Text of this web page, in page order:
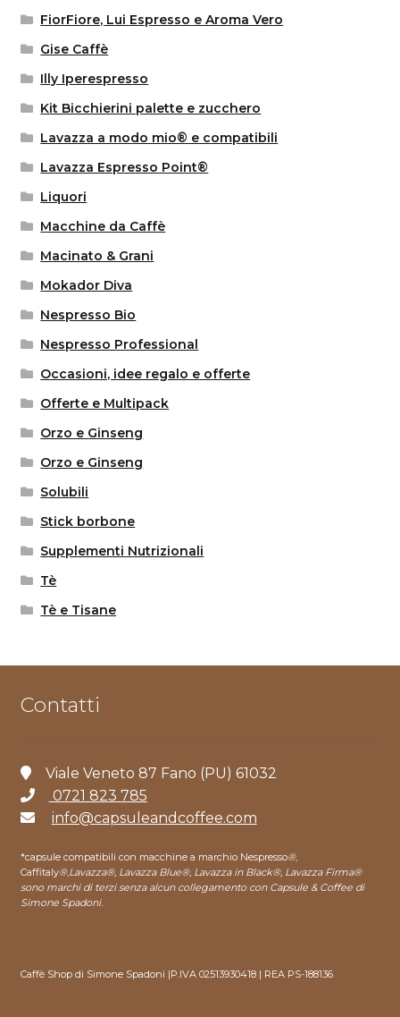
FiorFiore, Lui Espresso e Aroma Vero
Gise Caffè
Illy Iperespresso
Kit Bicchierini palette e zucchero
Lavazza a modo mio® e compatibili
Lavazza Espresso Point®
Liquori
Macchine da Caffè
Macinato & Grani
Mokador Diva
Nespresso Bio
Nespresso Professional
Occasioni, idee regalo e offerte
Offerte e Multipack
Orzo e Ginseng
Orzo e Ginseng
Solubili
Stick borbone
Supplementi Nutrizionali
Tè
Tè e Tisane
Contatti
Viale Veneto 87 Fano (PU) 61032
0721 823 785
info@capsuleandcoffee.com
*capsule compatibili con macchine a marchio Nespresso®,
Caffitaly®,Lavazza®, Lavazza Blue®, Lavazza in Black®, Lavazza Firma®
sono marchi di terzi senza alcun collegamento con Capsule & Coffee di
Simone Spadoni.
Caffè Shop di Simone Spadoni |P.IVA 02513930418 | REA PS-188136